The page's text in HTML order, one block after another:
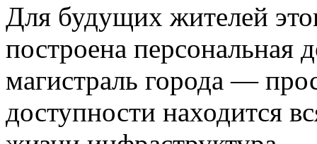
Для будущих жителей
построена персональная
магистраль города —
доступности находится